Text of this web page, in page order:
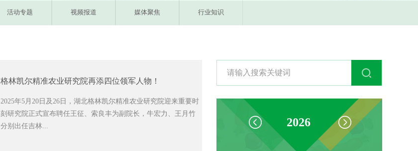
活动专题 视频报道 媒体聚焦 行业知识
格林凯尔精准农业研究院再添四位领军人物！
2025年5月20日及26日，湖北格林凯尔精准农业研究院迎来重要时
刻研究院正式宣布聘任王征、索良丰为副院长，牛宏力、王月竹
分别出任吉林...
2026